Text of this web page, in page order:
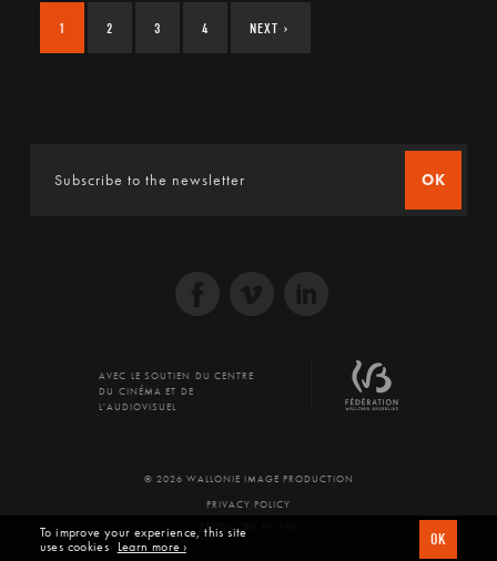
1 2 3 4 NEXT ›
OK
AVEC LE SOUTIEN DU CENTRE
DU CINÉMA ET DE
L'AUDIOVISUEL
© 2026 WALLONIE IMAGE PRODUCTION
PRIVACY POLICY
PRODUCED BY SFD
To improve your experience, this site
uses cookies Learn more › OK